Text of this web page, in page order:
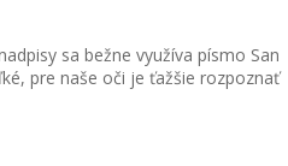
sa bežne využíva písmo San
pre naše oči je ťažšie rozpoznať